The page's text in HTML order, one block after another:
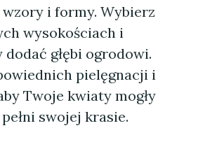
i formy. Wybierz
wysokościach i
dodać głębi ogrodowi.
pielęgnacji i
Twoje kwiaty mogły
swojej krasie.